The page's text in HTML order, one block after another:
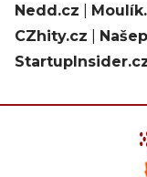
Nedd.cz
CZhity.cz